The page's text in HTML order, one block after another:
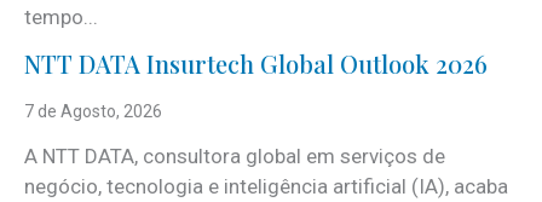
tempo...
NTT DATA Insurtech Global Outlook 2026
7 de Agosto, 2026
A NTT DATA, consultora global em serviços de
negócio, tecnologia e inteligência artificial (IA), acaba